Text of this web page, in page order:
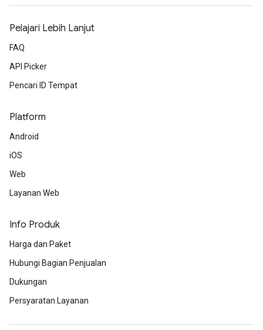
Pelajari Lebih Lanjut
FAQ
API Picker
Pencari ID Tempat
Platform
Android
iOS
Web
Layanan Web
Info Produk
Harga dan Paket
Hubungi Bagian Penjualan
Dukungan
Persyaratan Layanan